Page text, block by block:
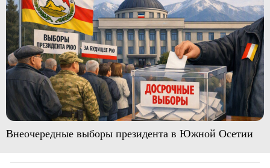
Внеочередные выборы президента в Южной Осетии